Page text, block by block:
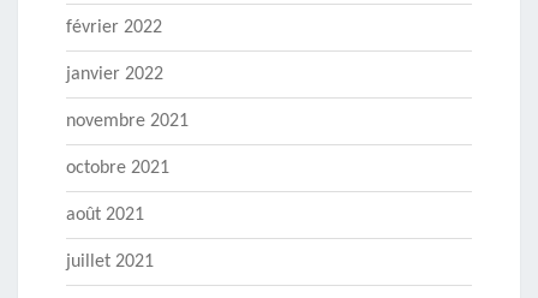
février 2022
janvier 2022
novembre 2021
octobre 2021
août 2021
juillet 2021